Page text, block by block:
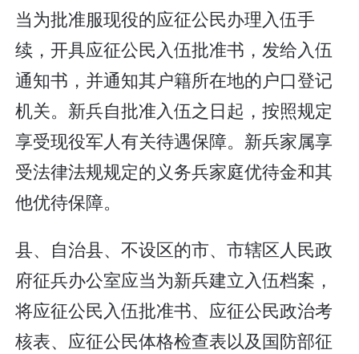
当为批准服现役的应征公民办理入伍手
续，开具应征公民入伍批准书，发给入伍
通知书，并通知其户籍所在地的户口登记
机关。新兵自批准入伍之日起，按照规定
享受现役军人有关待遇保障。新兵家属享
受法律法规规定的义务兵家庭优待金和其
他优待保障。
县、自治县、不设区的市、市辖区人民政
府征兵办公室应当为新兵建立入伍档案，
将应征公民入伍批准书、应征公民政治考
核表、应征公民体格检查表以及国防部征